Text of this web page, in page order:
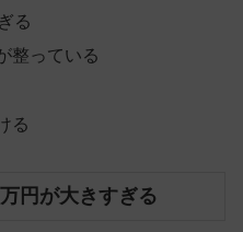
る
整っている
る
円が大きすぎる